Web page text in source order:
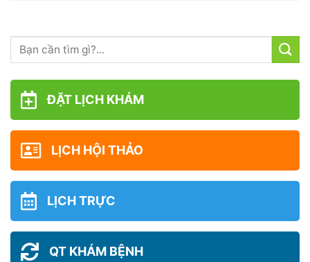
ĐẶT LỊCH KHÁM
LỊCH HỘI THẢO
LỊCH TRỰC
QT KHÁM BỆNH